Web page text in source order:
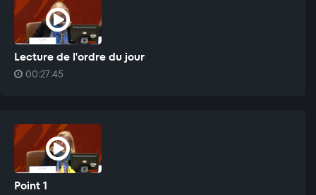
Lecture de l'ordre du jour
00:27:45
Point 1